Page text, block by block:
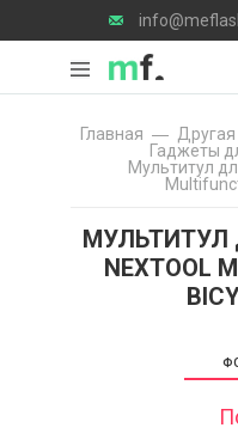
Главная
Гаджеты
Мультитул
МУЛЬТИТУЛ
NEXTOOL